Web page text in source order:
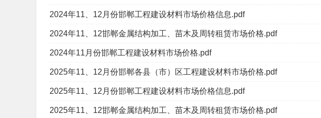
2024年11、12月份邯郸工程建设材料市场价格信息.pdf
2024年11、12邯郸金属结构加工、苗木及周转租赁市场价格.pdf
2024年11月份邯郸工程建设材料市场价格.pdf
2025年11、12月份邯郸各县（市）区工程建设材料市场价格.pdf
2025年11、12月份邯郸工程建设材料市场价格信息.pdf
2025年11、12邯郸金属结构加工、苗木及周转租赁市场价格.pdf